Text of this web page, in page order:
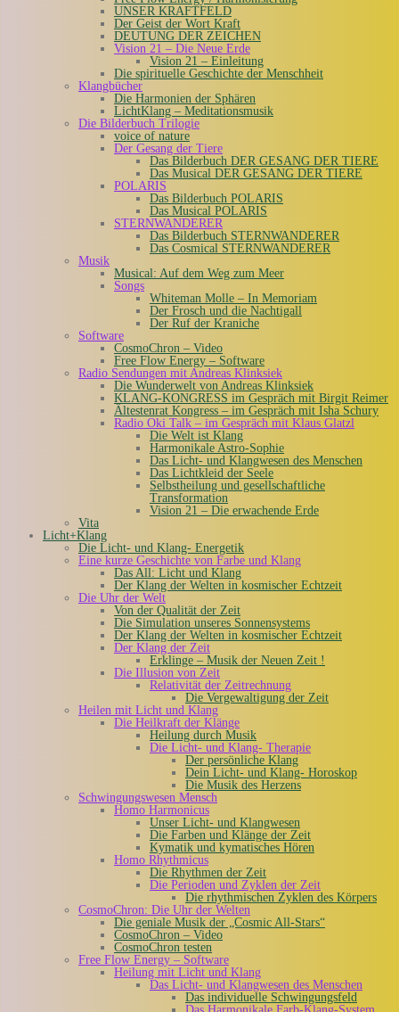
UNSER KRAFTFELD
Der Geist der Wort Kraft
DEUTUNG DER ZEICHEN
Vision 21 – Die Neue Erde
Vision 21 – Einleitung
Die spirituelle Geschichte der Menschheit
Klangbücher
Die Harmonien der Sphären
LichtKlang – Meditationsmusik
Die Bilderbuch Trilogie
voice of nature
Der Gesang der Tiere
Das Bilderbuch DER GESANG DER TIERE
Das Musical DER GESANG DER TIERE
POLARIS
Das Bilderbuch POLARIS
Das Musical POLARIS
STERNWANDERER
Das Bilderbuch STERNWANDERER
Das Cosmical STERNWANDERER
Musik
Musical: Auf dem Weg zum Meer
Songs
Whiteman Molle – In Memoriam
Der Frosch und die Nachtigall
Der Ruf der Kraniche
Software
CosmoChron – Video
Free Flow Energy – Software
Radio Sendungen mit Andreas Klinksiek
Die Wunderwelt von Andreas Klinksiek
KLANG-KONGRESS im Gespräch mit Birgit Reimer
Ältestenrat Kongress – im Gespräch mit Isha Schury
Radio Oki Talk – im Gespräch mit Klaus Glatzl
Die Welt ist Klang
Harmonikale Astro-Sophie
Das Licht- und Klangwesen des Menschen
Das Lichtkleid der Seele
Selbstheilung und gesellschaftliche
Transformation
Vision 21 – Die erwachende Erde
Vita
Licht+Klang
Die Licht- und Klang- Energetik
Eine kurze Geschichte von Farbe und Klang
Das All: Licht und Klang
Der Klang der Welten in kosmischer Echtzeit
Die Uhr der Welt
Von der Qualität der Zeit
Die Simulation unseres Sonnensystems
Der Klang der Welten in kosmischer Echtzeit
Der Klang der Zeit
Erklinge – Musik der Neuen Zeit !
Die Illusion von Zeit
Relativität der Zeitrechnung
Die Vergewaltigung der Zeit
Heilen mit Licht und Klang
Die Heilkraft der Klänge
Heilung durch Musik
Die Licht- und Klang- Therapie
Der persönliche Klang
Dein Licht- und Klang- Horoskop
Die Musik des Herzens
Schwingungswesen Mensch
Homo Harmonicus
Unser Licht- und Klangwesen
Die Farben und Klänge der Zeit
Kymatik und kymatisches Hören
Homo Rhythmicus
Die Rhythmen der Zeit
Die Perioden und Zyklen der Zeit
Die rhythmischen Zyklen des Körpers
CosmoChron: Die Uhr der Welten
Die geniale Musik der „Cosmic All-Stars“
CosmoChron – Video
CosmoChron testen
Free Flow Energy – Software
Heilung mit Licht und Klang
Das Licht- und Klangwesen des Menschen
Das individuelle Schwingungsfeld